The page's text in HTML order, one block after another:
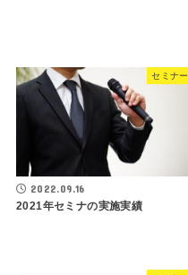
セミナー
2022.09.16
2021年セミナの実施実績